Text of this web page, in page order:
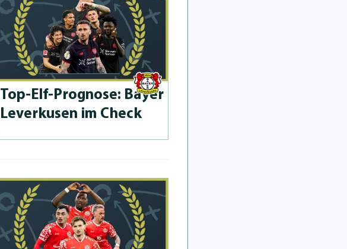
Top-Elf-Prog­no­se: Bayer
Leverkusen im Check